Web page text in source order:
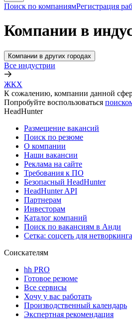
Поиск по компаниямРегистрация
Компании в
Компании в других городах
Все индустрии
ЖКХ
К сожалению, компании данной
Попробуйте воспользоваться
HeadHunter
Размещение вакансий
Поиск по резюме
О компании
Наши вакансии
Реклама на сайте
Требования к ПО
Безопасный HeadHunter
HeadHunter API
Партнерам
Инвесторам
Каталог компаний
Поиск по вакансиям в Анди
Сетка: соцсеть для нетворкинга
Соискателям
hh PRO
Готовое резюме
Все сервисы
Хочу у вас работать
Производственный календарь
Экспертная рекомендация